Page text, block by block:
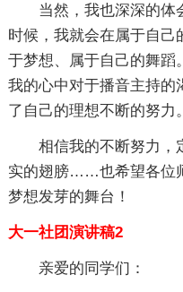
当然，我也深深的体
时候，我就会在属于自己
于梦想、属于自己的舞蹈
我的心中对于播音主持的
了自己的理想不断的努力。
相信我的不断努力，
实的翅膀……也希望各位
梦想发芽的舞台！
大一社团演讲稿2
亲爱的同学们：